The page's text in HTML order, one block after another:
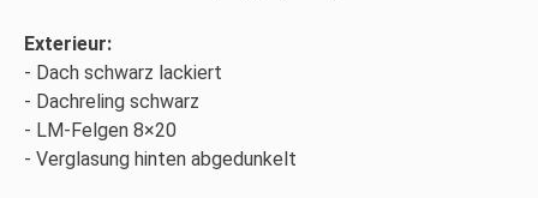
Exterieur:
Dach schwarz lackiert
Dachreling schwarz
LM-Felgen 8×20
Verglasung hinten abgedunkelt